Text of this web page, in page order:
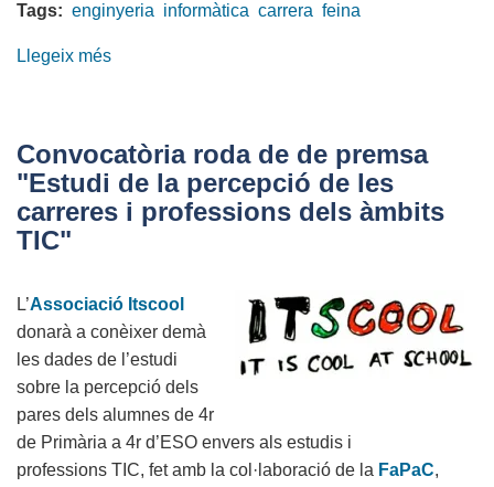
Tags: enginyeria informàtica carrera feina
Llegeix més
la
carrera
més
el
mercat
laboral
Convocatòria roda de de premsa
"Estudi de la percepció de les
carreres i professions dels àmbits
TIC"
L’Associació Itscool
donarà a conèixer demà
les dades de l’estudi
sobre la percepció dels
pares dels alumnes de 4r
de Primària a 4r d’ESO envers als estudis i
professions TIC, fet amb la col·laboració de la FaPaC,